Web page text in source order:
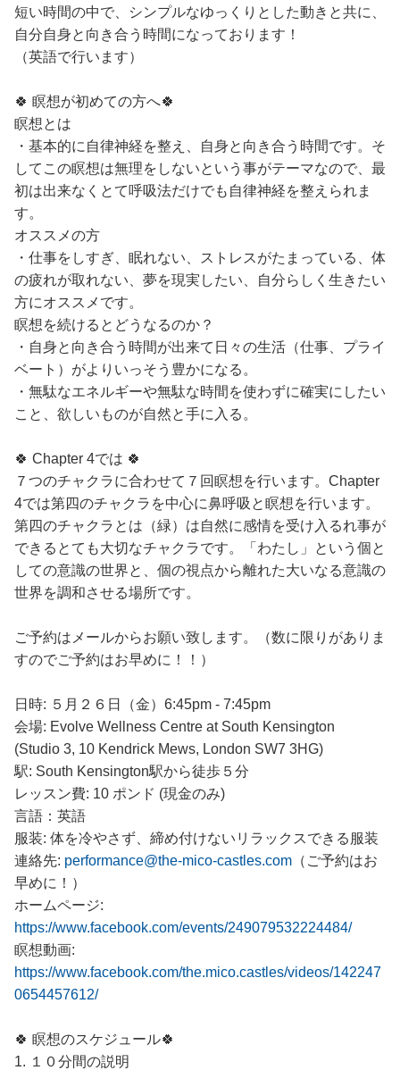
短い時間の中で、シンプルなゆっくりとした動きと共に、
自分自身と向き合う時間になっております！
（英語で行います）
🍀 瞑想が初めての方へ🍀
瞑想とは
・基本的に自律神経を整え、自身と向き合う時間です。そ
してこの瞑想は無理をしないという事がテーマなので、最
初は出来なくとて呼吸法だけでも自律神経を整えられま
す。
オススメの方
・仕事をしすぎ、眠れない、ストレスがたまっている、体
の疲れが取れない、夢を現実したい、自分らしく生きたい
方にオススメです。
瞑想を続けるとどうなるのか？
・自身と向き合う時間が出来て日々の生活（仕事、プライ
ベート）がよりいっそう豊かになる。
・無駄なエネルギーや無駄な時間を使わずに確実にしたい
こと、欲しいものが自然と手に入る。
🍀 Chapter 4では 🍀
７つのチャクラに合わせて７回瞑想を行います。Chapter
4では第四のチャクラを中心に鼻呼吸と瞑想を行います。
第四のチャクラとは（緑）は自然に感情を受け入るれ事が
できるとても大切なチャクラです。「わたし」という個と
しての意識の世界と、個の視点から離れた大いなる意識の
世界を調和させる場所です。
ご予約はメールからお願い致します。（数に限りがありま
すのでご予約はお早めに！！）
日時: ５月２６日（金）6:45pm - 7:45pm
会場: Evolve Wellness Centre at South Kensington
(Studio 3, 10 Kendrick Mews, London SW7 3HG)
駅: South Kensington駅から徒歩５分
レッスン費: 10 ポンド (現金のみ)
言語：英語
服装: 体を冷やさず、締め付けないリラックスできる服装
連絡先: performance@the-mico-castles.com （ご予約はお
早めに！）
ホームページ:
https://www.facebook.com/events/249079532224484/
瞑想動画:
https://www.facebook.com/the.mico.castles/videos/142247
0654457612/
🍀 瞑想のスケジュール🍀
1. １０分間の説明